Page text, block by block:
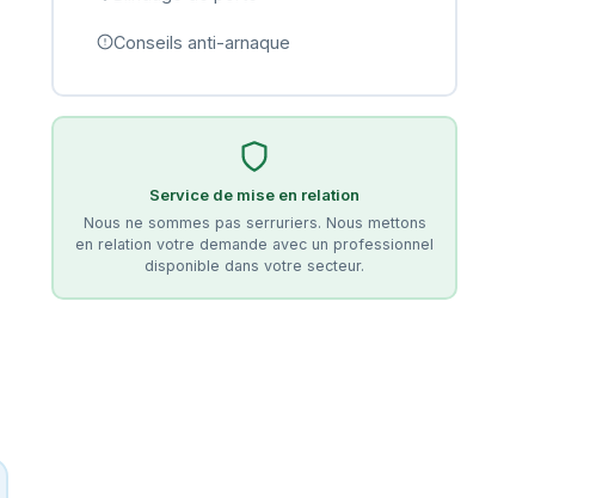
Conseils anti-arnaque
Service de mise en relation
Nous ne sommes pas serruriers. Nous mettons
en relation votre demande avec un professionnel
disponible dans votre secteur.